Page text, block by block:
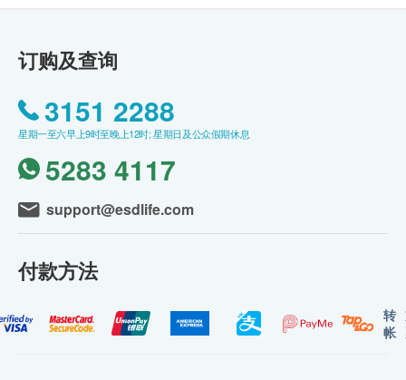
订购及查询
3151 2288
星期一至六早上9时至晚上12时; 星期日及公众假期休息
5283 4117
support@esdlife.com
付款方法
转
帐